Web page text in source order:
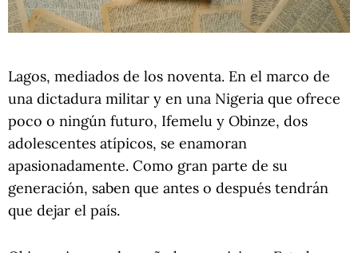
Lagos, mediados de los noventa. En el marco de
una dictadura militar y en una Nigeria que ofrece
poco o ningún futuro, Ifemelu y Obinze, dos
adolescentes atípicos, se enamoran
apasionadamente. Como gran parte de su
generación, saben que antes o después tendrán
que dejar el país.